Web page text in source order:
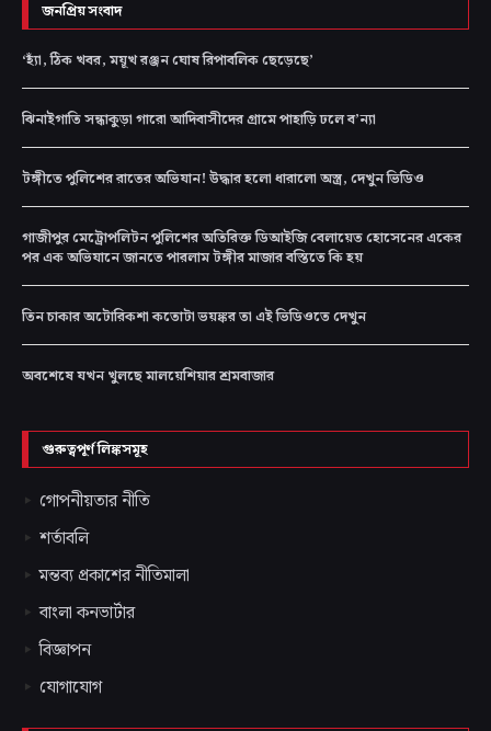
জনপ্রিয় সংবাদ
‘হ্যাঁ, ঠিক খবর, ময়ূখ রঞ্জন ঘোষ রিপাবলিক ছেড়েছে’
ঝিনাইগাতি সন্ধাকুড়া গারো আদিবাসীদের গ্রামে পাহাড়ি ঢলে ব’ন্যা
টঙ্গীতে পুলিশের রাতের অভিযান! উদ্ধার হলো ধারালো অস্ত্র, দেখুন ভিডিও
গাজীপুর মেট্রোপলিটন পুলিশের অতিরিক্ত ডিআইজি বেলায়েত হোসেনের একের
পর এক অভিযানে জানতে পারলাম টঙ্গীর মাজার বস্তিতে কি হয়
তিন চাকার অটোরিকশা কতোটা ভয়ঙ্কর তা এই ভিডিওতে দেখুন
অবশেষে যখন খুলছে মালয়েশিয়ার শ্রমবাজার
গুরুত্বপূর্ণ লিঙ্কসমূহ
গোপনীয়তার নীতি
শর্তাবলি
মন্তব্য প্রকাশের নীতিমালা
বাংলা কনভার্টার
বিজ্ঞাপন
যোগাযোগ